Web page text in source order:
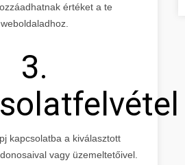
értéket a te
weboldaladhoz.
3.
kapcsolatba a kiválasztott
vagy üzemeltetőivel.